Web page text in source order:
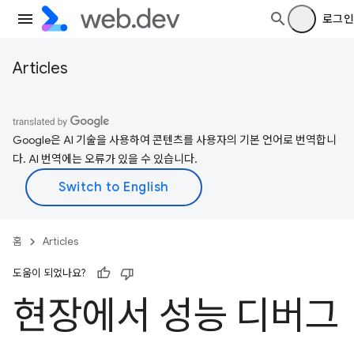
로그인
Articles
Google은 AI 기술을 사용하여 콘텐츠를 사용자의 기본 언어로 번역합니
다. AI 번역에는 오류가 있을 수 있습니다.
홈 Articles
도움이 되었나요?
현장에서 성능 디버그